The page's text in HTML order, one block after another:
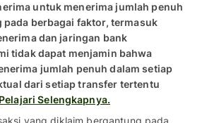
untuk menerima jumlah penuh
berbagai faktor, termasuk
dan jaringan bank
tidak dapat menjamin bahwa
jumlah penuh dalam setiap
dari setiap transfer tertentu
Pelajari Selengkapnya.